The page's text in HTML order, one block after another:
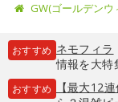
GW(ゴールデンウ
おすすめ ネモフィラ
情報を大特
おすすめ
【最大12